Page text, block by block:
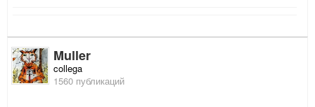
Muller
collega
1560 публикаций